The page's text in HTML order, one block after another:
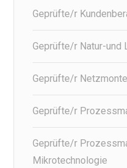
Geprüfte/r
Geprüfte/r Natur-
Geprüfte/r
Geprüfte/r
Geprüfte/r
Mikrotechnologie